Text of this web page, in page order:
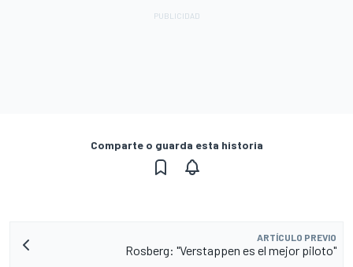
Comparte o guarda esta historia
ARTÍCULO PREVIO
Rosberg: "Verstappen es el mejor piloto"